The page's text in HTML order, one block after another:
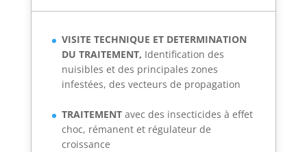
VISITE TECHNIQUE ET DETERMINATION
DU TRAITEMENT, Identification des
nuisibles et des principales zones
infestées, des vecteurs de propagation
TRAITEMENTavec des insecticides à effet
choc, rémanent et régulateur de
croissance